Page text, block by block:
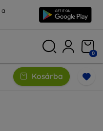
a
0
Kosárba